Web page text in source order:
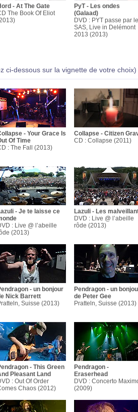
- At The Gate
The Book Of Eliot
PyT - Les ondes
(Galaad)
DVD : PYT passe par le
SAS, Live in Delémont
2013 (2013)
ci-dessous sur la vignette de votre choix)
- Your Grace Is
Of Time
: The Fall (2013)
Collapse - Citizen
CD : Collapse (2011)
- Je te laisse ce
: Live @ l’abeille
(2013)
Lazuli - Les
DVD : Live @ l’abeille
rôde (2013)
- un bonjour
Nick Barrett
Suisse (2013)
Pendragon - un
de Peter Gee
Pratteln, Suisse (2013)
- This Green
Pleasant Land
: Out Of Order
Chaos (2012)
Pendragon -
Eraserhead
DVD : Concerto
(2009)